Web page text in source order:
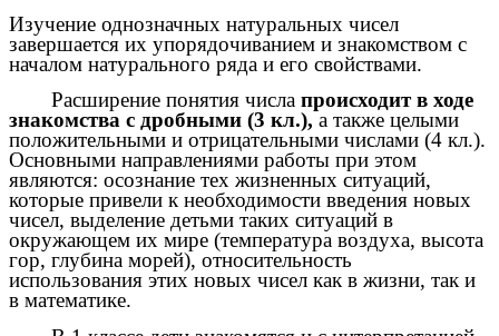
Изучение однозначных натуральных чисел
завершается их упорядочиванием и знакомством с
началом натурального ряда и его свойствами.
Расширение понятия числа происходит в ходе
знакомства с дробными (3 кл.), а также целыми
положительными и отрицательными числами (4 кл.).
Основными направлениями работы при этом
являются: осознание тех жизненных ситуаций,
которые привели к необходимости введения новых
чисел, выделение детьми таких ситуаций в
окружающем их мире (температура воздуха, высота
гор, глубина морей), относительность
использования этих новых чисел как в жизни, так и
в математике.